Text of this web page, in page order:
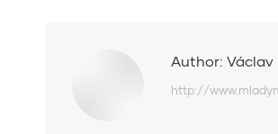
Author: Václav
http://